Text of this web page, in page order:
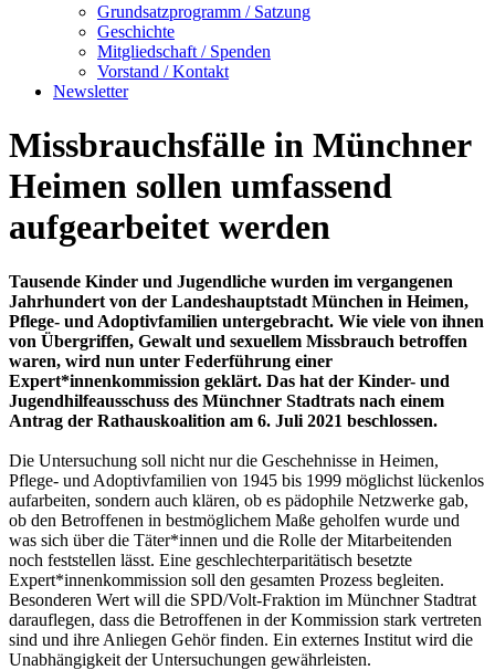
Grundsatzprogramm / Satzung
Geschichte
Mitgliedschaft / Spenden
Vorstand / Kontakt
Newsletter
Missbrauchsfälle in Münchner
Heimen sollen umfassend
aufgearbeitet werden
Tausende Kinder und Jugendliche wurden im vergangenen
Jahrhundert von der Landeshauptstadt München in Heimen,
Pflege- und Adoptivfamilien untergebracht. Wie viele von ihnen
von Übergriffen, Gewalt und sexuellem Missbrauch betroffen
waren, wird nun unter Federführung einer
Expert*innenkommission geklärt. Das hat der Kinder- und
Jugendhilfeausschuss des Münchner Stadtrats nach einem
Antrag der Rathauskoalition am 6. Juli 2021 beschlossen.
Die Untersuchung soll nicht nur die Geschehnisse in Heimen,
Pflege- und Adoptivfamilien von 1945 bis 1999 möglichst lückenlos
aufarbeiten, sondern auch klären, ob es pädophile Netzwerke gab,
ob den Betroffenen in bestmöglichem Maße geholfen wurde und
was sich über die Täter*innen und die Rolle der Mitarbeitenden
noch feststellen lässt. Eine geschlechterparitätisch besetzte
Expert*innenkommission soll den gesamten Prozess begleiten.
Besonderen Wert will die SPD/Volt-Fraktion im Münchner Stadtrat
darauflegen, dass die Betroffenen in der Kommission stark vertreten
sind und ihre Anliegen Gehör finden. Ein externes Institut wird die
Unabhängigkeit der Untersuchungen gewährleisten.